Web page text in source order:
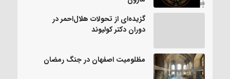
گزیده‌ای از تحولات هلال‌احمر در
دوران دکتر کولیوند
مظلومیت اصفهان در جنگ رمضان